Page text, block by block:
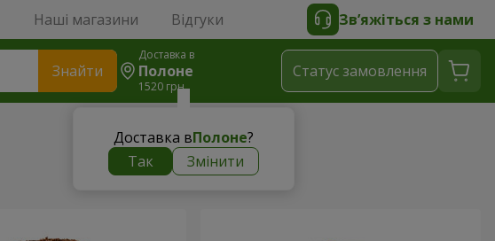
Наші магазини Відгуки Зв’яжіться з нами
Знайти
Доставка в
Полоне
1520 грн
Доставка вПолоне?
Так
Змінити
Статус замовлення